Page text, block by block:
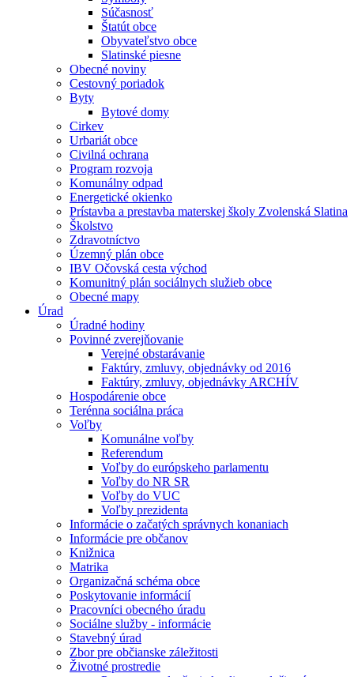
Súčasnosť
Štatút obce
Obyvateľstvo obce
Slatinské piesne
Obecné noviny
Cestovný poriadok
Byty
Bytové domy
Cirkev
Urbariát obce
Civilná ochrana
Program rozvoja
Komunálny odpad
Energetické okienko
Prístavba a prestavba materskej školy Zvolenská Slatina
Školstvo
Zdravotníctvo
Územný plán obce
IBV Očovská cesta východ
Komunitný plán sociálnych služieb obce
Obecné mapy
Úrad
Úradné hodiny
Povinné zverejňovanie
Verejné obstarávanie
Faktúry, zmluvy, objednávky od 2016
Faktúry, zmluvy, objednávky ARCHÍV
Hospodárenie obce
Terénna sociálna práca
Voľby
Komunálne voľby
Referendum
Voľby do európskeho parlamentu
Voľby do NR SR
Voľby do VUC
Voľby prezidenta
Informácie o začatých správnych konaniach
Informácie pre občanov
Knižnica
Matrika
Organizačná schéma obce
Poskytovanie informácií
Pracovníci obecného úradu
Sociálne služby - informácie
Stavebný úrad
Zbor pre občianske záležitosti
Životné prostredie